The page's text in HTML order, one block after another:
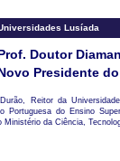
Lusíada
Doutor
Presidente
Reitor da
Portuguesa do Ensino
da Ciência,